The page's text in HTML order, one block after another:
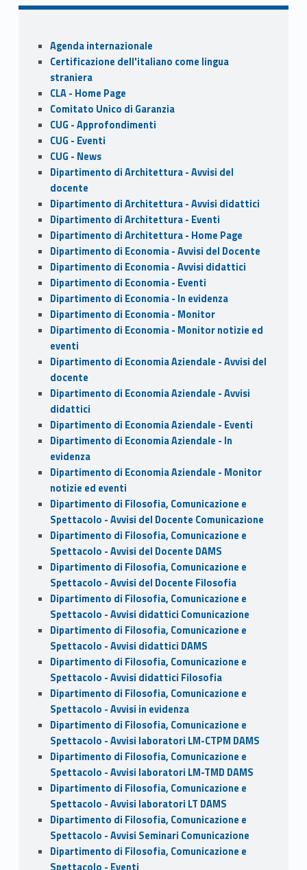
b
o
o
k
d
o
n
l e
Sidebar
Agenda internazionale
Certificazione dell'italiano come lingua
straniera
CLA - Home Page
Comitato Unico di Garanzia
CUG - Approfondimenti
CUG - Eventi
CUG - News
Dipartimento di Architettura - Avvisi del
docente
Dipartimento di Architettura - Avvisi didattici
Dipartimento di Architettura - Eventi
Dipartimento di Architettura - Home Page
Dipartimento di Economia - Avvisi del Docente
Dipartimento di Economia - Avvisi didattici
Dipartimento di Economia - Eventi
Dipartimento di Economia - In evidenza
Dipartimento di Economia - Monitor
Dipartimento di Economia - Monitor notizie ed
eventi
Dipartimento di Economia Aziendale - Avvisi del
docente
Dipartimento di Economia Aziendale - Avvisi
didattici
Dipartimento di Economia Aziendale - Eventi
Dipartimento di Economia Aziendale - In
evidenza
Dipartimento di Economia Aziendale - Monitor
notizie ed eventi
Dipartimento di Filosofia, Comunicazione e
Spettacolo - Avvisi del Docente Comunicazione
Dipartimento di Filosofia, Comunicazione e
Spettacolo - Avvisi del Docente DAMS
Dipartimento di Filosofia, Comunicazione e
Spettacolo - Avvisi del Docente Filosofia
Dipartimento di Filosofia, Comunicazione e
Spettacolo - Avvisi didattici Comunicazione
Dipartimento di Filosofia, Comunicazione e
Spettacolo - Avvisi didattici DAMS
Dipartimento di Filosofia, Comunicazione e
Spettacolo - Avvisi didattici Filosofia
Dipartimento di Filosofia, Comunicazione e
Spettacolo - Avvisi in evidenza
Dipartimento di Filosofia, Comunicazione e
Spettacolo - Avvisi laboratori LM-CTPM DAMS
Dipartimento di Filosofia, Comunicazione e
Spettacolo - Avvisi laboratori LM-TMD DAMS
Dipartimento di Filosofia, Comunicazione e
Spettacolo - Avvisi laboratori LT DAMS
Dipartimento di Filosofia, Comunicazione e
Spettacolo - Avvisi Seminari Comunicazione
Dipartimento di Filosofia, Comunicazione e